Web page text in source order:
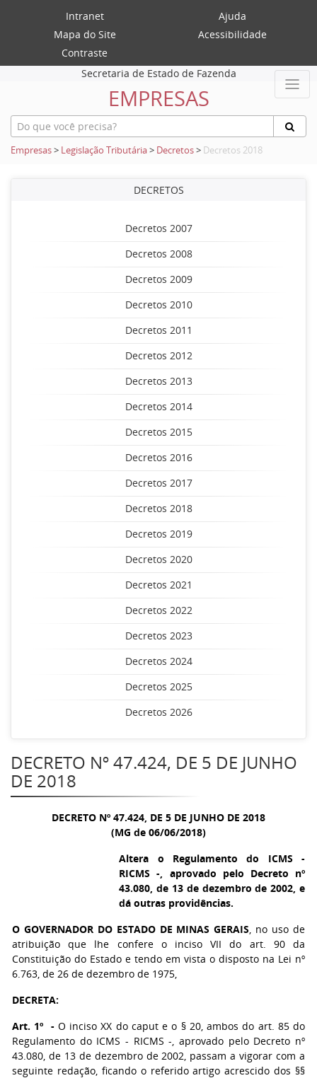
Intranet
Ajuda
Mapa do Site
Acessibilidade
Contraste
Secretaria de Estado de Fazenda
EMPRESAS
Empresas> Legislação Tributária> Decretos> Decretos 2018
DECRETOS
Decretos 2007
Decretos 2008
Decretos 2009
Decretos 2010
Decretos 2011
Decretos 2012
Decretos 2013
Decretos 2014
Decretos 2015
Decretos 2016
Decretos 2017
Decretos 2018
Decretos 2019
Decretos 2020
Decretos 2021
Decretos 2022
Decretos 2023
Decretos 2024
Decretos 2025
Decretos 2026
DECRETO Nº 47.424, DE 5 DE JUNHO
DE 2018
DECRETO Nº 47.424, DE 5 DE JUNHO DE 2018
(MG de 06/06/2018)
Altera o Regulamento do ICMS -
RICMS -, aprovado pelo Decreto nº
43.080, de 13 de dezembro de 2002, e
dá outras providências.
O GOVERNADOR DO ESTADO DE MINAS GERAIS, no uso de
atribuição que lhe confere o inciso VII do art. 90 da
Constituição do Estado e tendo em vista o disposto na Lei nº
6.763, de 26 de dezembro de 1975,
DECRETA:
Art. 1º -O inciso XX do caput e o § 20, ambos do art. 85 do
Regulamento do ICMS - RICMS -, aprovado pelo Decreto nº
43.080, de 13 de dezembro de 2002, passam a vigorar com a
seguinte redação, ficando o referido artigo acrescido dos §§